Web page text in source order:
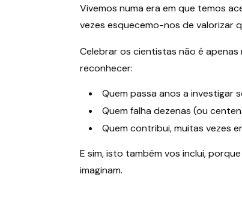
Vivemos numa era em que temos
vezes esquecemo-nos de valorizar
Celebrar os cientistas não é
reconhecer:
Quem passa anos a investigar
Quem falha dezenas (ou
Quem contribui, muitas vezes
E sim, isto também vos inclui,
imaginam.